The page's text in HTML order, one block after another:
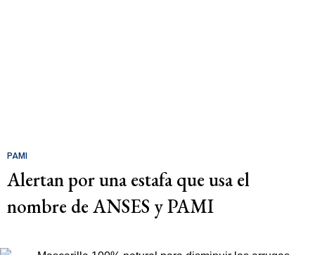
PAMI
Alertan por una estafa que usa el
nombre de ANSES y PAMI